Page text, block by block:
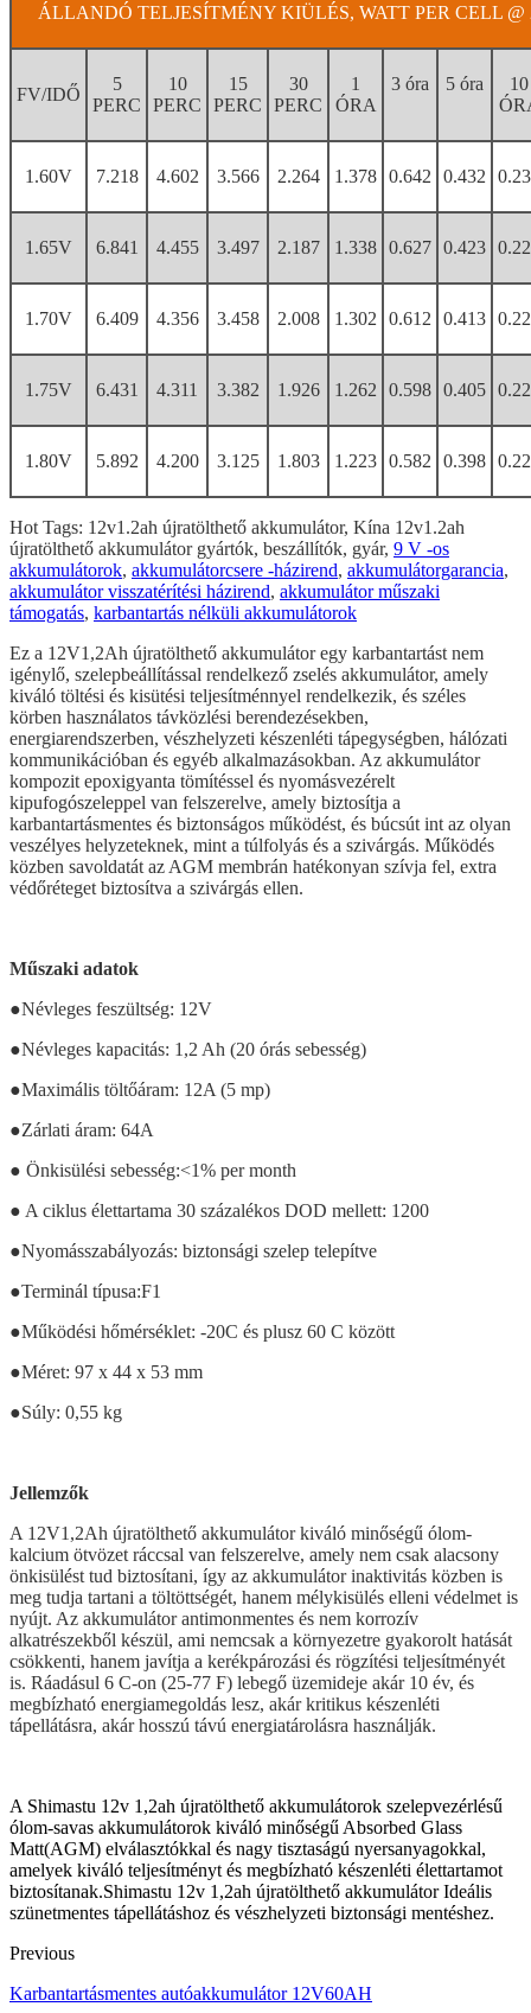
ÁLLANDÓ TELJESÍTMÉNY KIÜLÉS, WATT PER CELL @
FV/IDŐ
5
PERC
10
PERC
15
PERC
30
PERC
1
ÓRA
3 óra 5 óra
10
1.60V 7.218 4.602 3.566 2.264 1.378 0.642 0.432
1.65V 6.841 4.455 3.497 2.187 1.338 0.627 0.423
1.70V 6.409 4.356 3.458 2.008 1.302 0.612 0.413
1.75V 6.431 4.311 3.382 1.926 1.262 0.598 0.405
1.80V 5.892 4.200 3.125 1.803 1.223 0.582 0.398
Hot Tags: 12v1.2ah újratölthető akkumulátor, Kína 12v1.2ah
újratölthető akkumulátor gyártók, beszállítók, gyár, 9 V -os
akkumulátorok, akkumulátorcsere -házirend, akkumulátorgarancia,
akkumulátor visszatérítési házirend, akkumulátor műszaki
támogatás, karbantartás nélküli akkumulátorok
Ez a 12V1,2Ah újratölthető akkumulátor egy karbantartást nem
igénylő, szelepbeállítással rendelkező zselés akkumulátor, amely
kiváló töltési és kisütési teljesítménnyel rendelkezik, és széles
körben használatos távközlési berendezésekben,
energiarendszerben, vészhelyzeti készenléti tápegységben, hálózati
kommunikációban és egyéb alkalmazásokban. Az akkumulátor
kompozit epoxigyanta tömítéssel és nyomásvezérelt
kipufogószeleppel van felszerelve, amely biztosítja a
karbantartásmentes és biztonságos működést, és búcsút int az olyan
veszélyes helyzeteknek, mint a túlfolyás és a szivárgás. Működés
közben savoldatát az AGM membrán hatékonyan szívja fel, extra
védőréteget biztosítva a szivárgás ellen.
Műszaki adatok
●Névleges feszültség: 12V
●Névleges kapacitás: 1,2 Ah (20 órás sebesség)
●Maximális töltőáram: 12A (5 mp)
●Zárlati áram: 64A
● Önkisülési sebesség:<1% per month
● A ciklus élettartama 30 százalékos DOD mellett: 1200
●Nyomásszabályozás: biztonsági szelep telepítve
●Terminál típusa:F1
●Működési hőmérséklet: -20C és plusz 60 C között
●Méret: 97 x 44 x 53 mm
●Súly: 0,55 kg
Jellemzők
A 12V1,2Ah újratölthető akkumulátor kiváló minőségű ólom-
kalcium ötvözet ráccsal van felszerelve, amely nem csak alacsony
önkisülést tud biztosítani, így az akkumulátor inaktivitás közben is
meg tudja tartani a töltöttségét, hanem mélykisülés elleni védelmet is
nyújt. Az akkumulátor antimonmentes és nem korrozív
alkatrészekből készül, ami nemcsak a környezetre gyakorolt ​​hatását
csökkenti, hanem javítja a kerékpározási és rögzítési teljesítményét
is. Ráadásul 6 C-on (25-77 F) lebegő üzemideje akár 10 év, és
megbízható energiamegoldás lesz, akár kritikus készenléti
tápellátásra, akár hosszú távú energiatárolásra használják.
A Shimastu 12v 1,2ah újratölthető akkumulátorok szelepvezérlésű
ólom-savas akkumulátorok kiváló minőségű Absorbed Glass
Matt(AGM) elválasztókkal és nagy tisztaságú nyersanyagokkal,
amelyek kiváló teljesítményt és megbízható készenléti élettartamot
biztosítanak.Shimastu 12v 1,2ah újratölthető akkumulátor Ideális
szünetmentes tápellátáshoz és vészhelyzeti biztonsági mentéshez.
Previous
Karbantartásmentes autóakkumulátor 12V60AH